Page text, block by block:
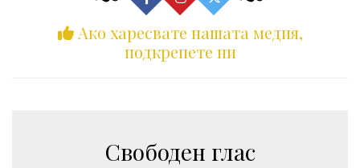
Ако харесвате нашата медия,
подкрепете ни
Свободен глас